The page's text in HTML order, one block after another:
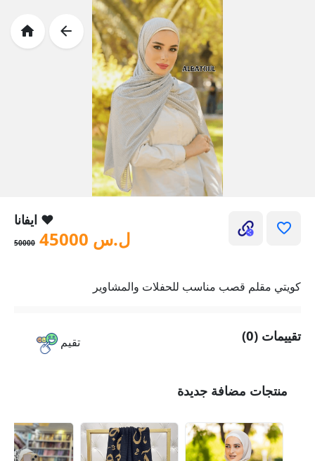
ايفانا ❤️
ل.س 45000
50000
كويتي مقلم قصب مناسب للحفلات والمشاوير
تقيم تقييمات (0)
منتجات مضافة جديدة